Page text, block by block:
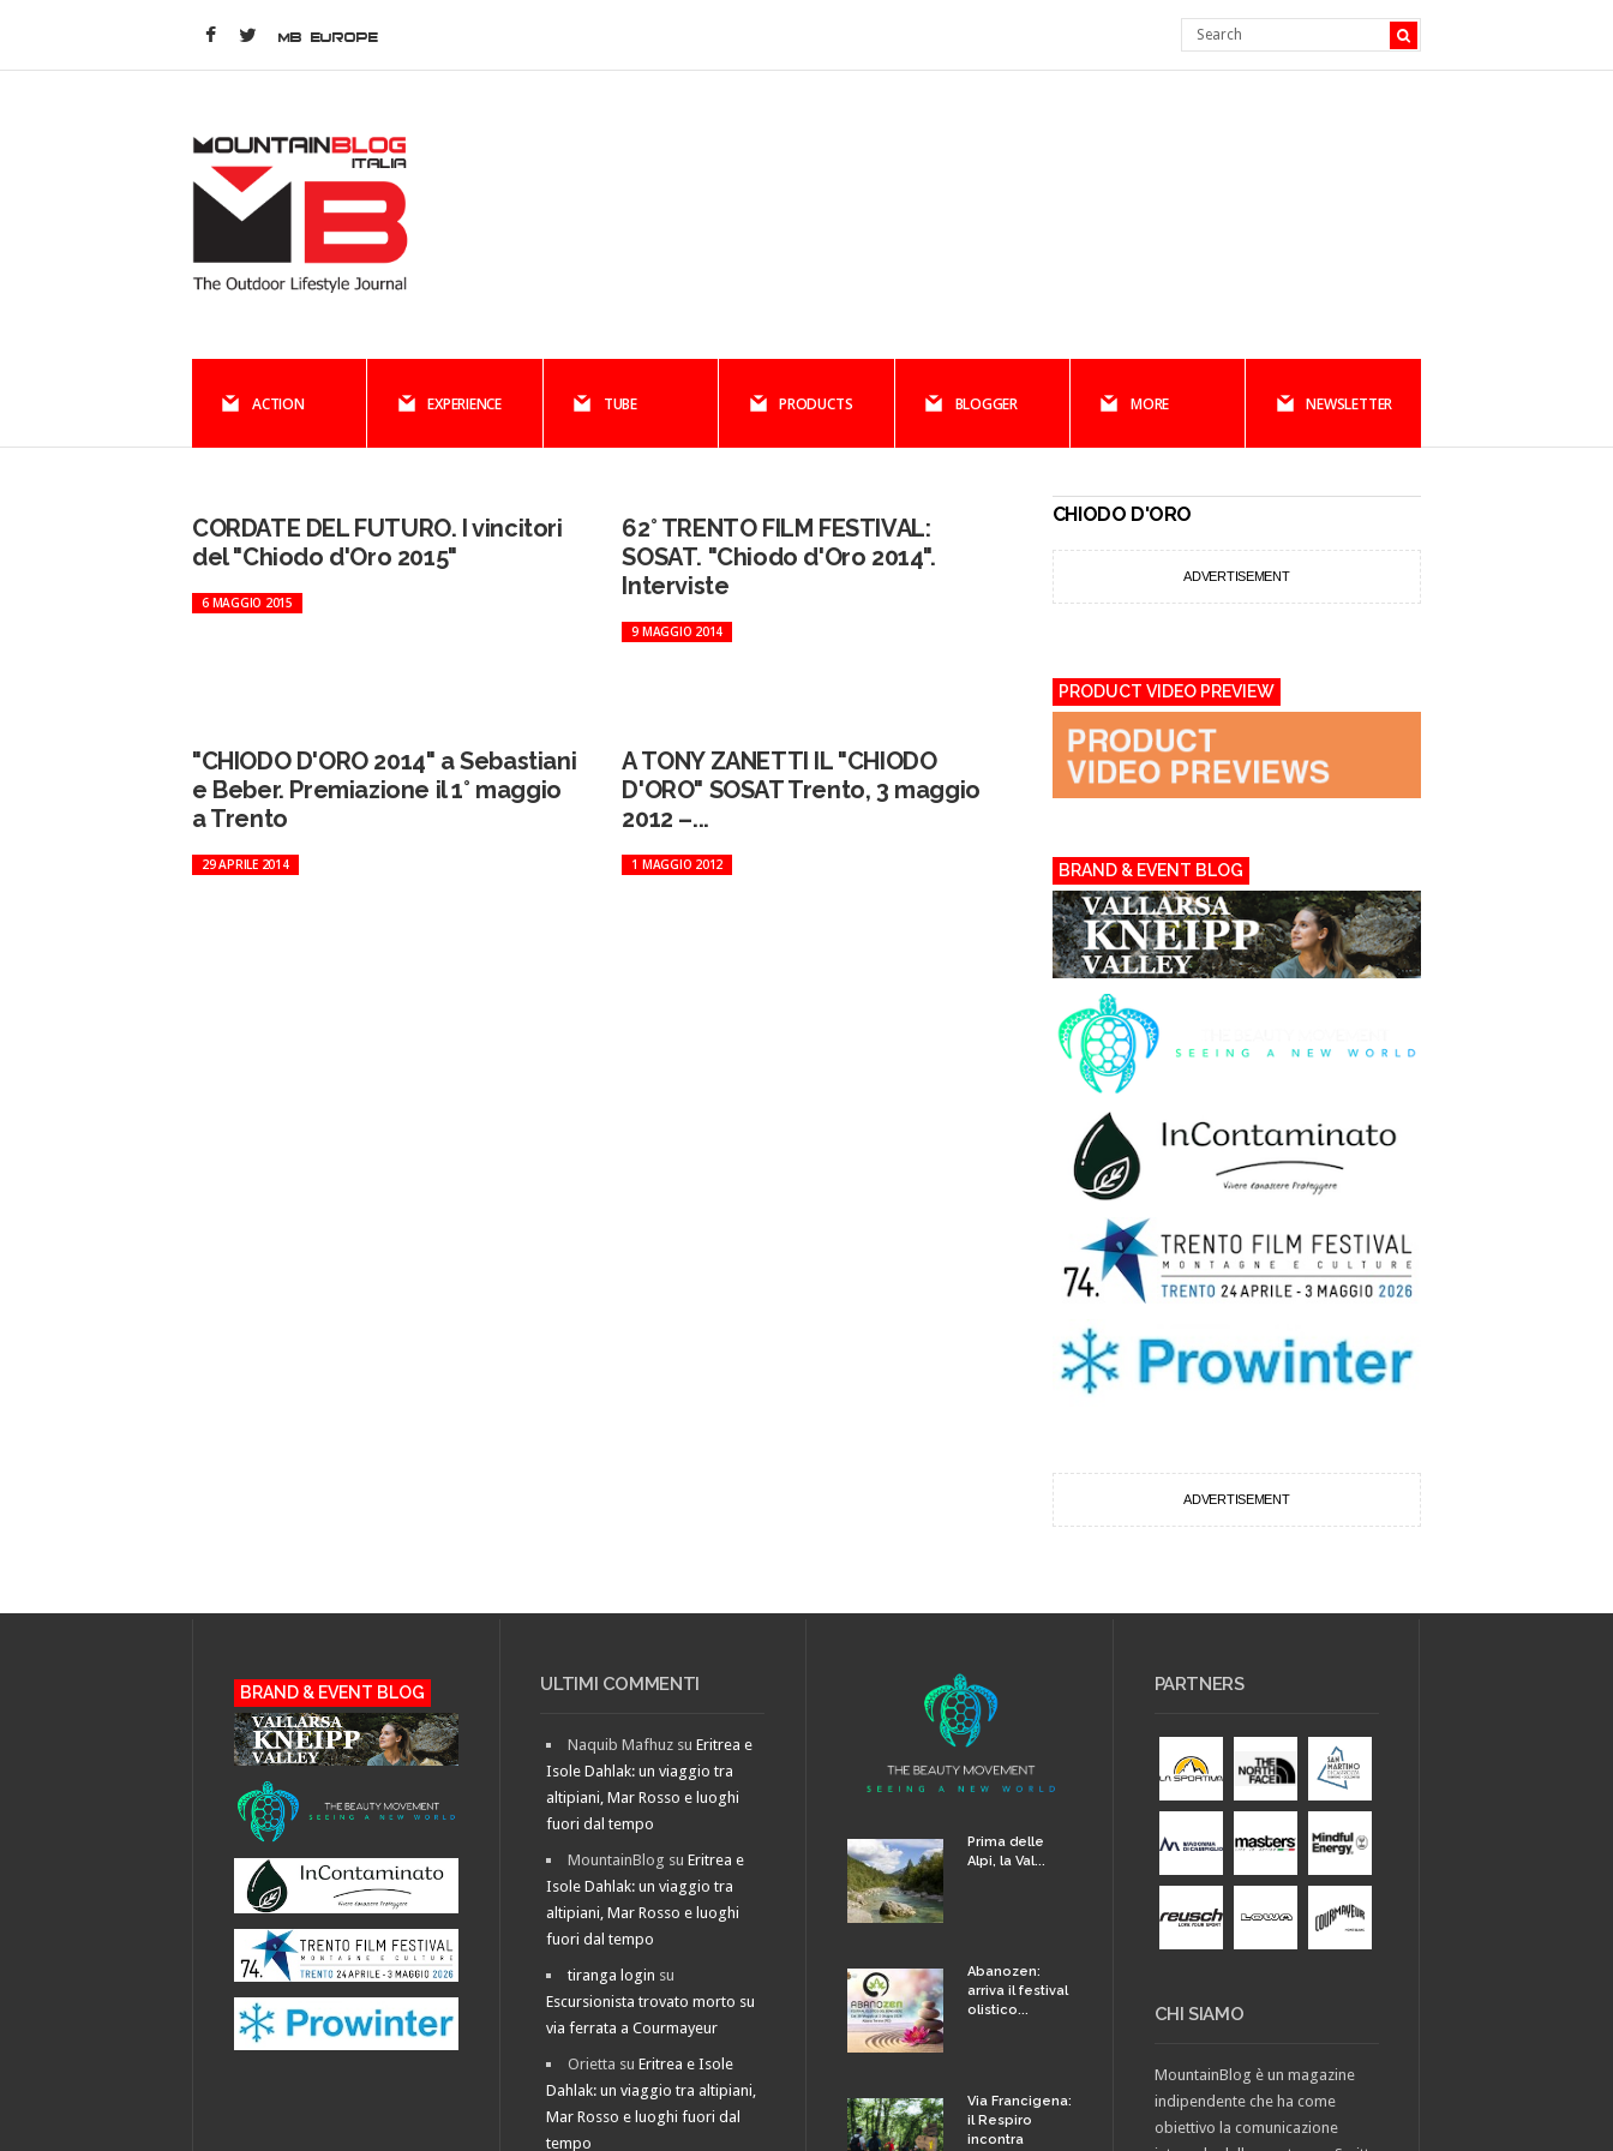
MB EUROPE
ACTION EXPERIENCE TUBE PRODUCTS BLOGGER MORE NEWSLETTER
CORDATE DEL FUTURO. I vincitori
del "Chiodo d'Oro 2015"
6 MAGGIO 2015
62° TRENTO FILM FESTIVAL:
SOSAT. "Chiodo d'Oro 2014".
Interviste
9 MAGGIO 2014
"CHIODO D'ORO 2014" a Sebastiani
e Beber. Premiazione il 1° maggio
a Trento
29 APRILE 2014
A TONY ZANETTI IL "CHIODO
D'ORO" SOSAT Trento, 3 maggio
2012 –...
1 MAGGIO 2012
CHIODO D'ORO
ADVERTISEMENT
PRODUCT VIDEO PREVIEW
BRAND & EVENT BLOG
ADVERTISEMENT
BRAND & EVENT BLOG ULTIMI COMMENTI
Naquib Mafhuz suEritrea e
Isole Dahlak: un viaggio tra
altipiani, Mar Rosso e luoghi
fuori dal tempo
MountainBlog suEritrea e
Isole Dahlak: un viaggio tra
altipiani, Mar Rosso e luoghi
fuori dal tempo
tiranga login su
Escursionista trovato morto su
via ferrata a Courmayeur
Orietta suEritrea e Isole
Dahlak: un viaggio tra altipiani,
Mar Rosso e luoghi fuori dal
tempo
Prima delle
Alpi, la Val...
Abanozen:
arriva il festival
olistico...
Via Francigena:
il Respiro
incontra
PARTNERS
CHI SIAMO
MountainBlog è un magazine
indipendente che ha come
obiettivo la comunicazione